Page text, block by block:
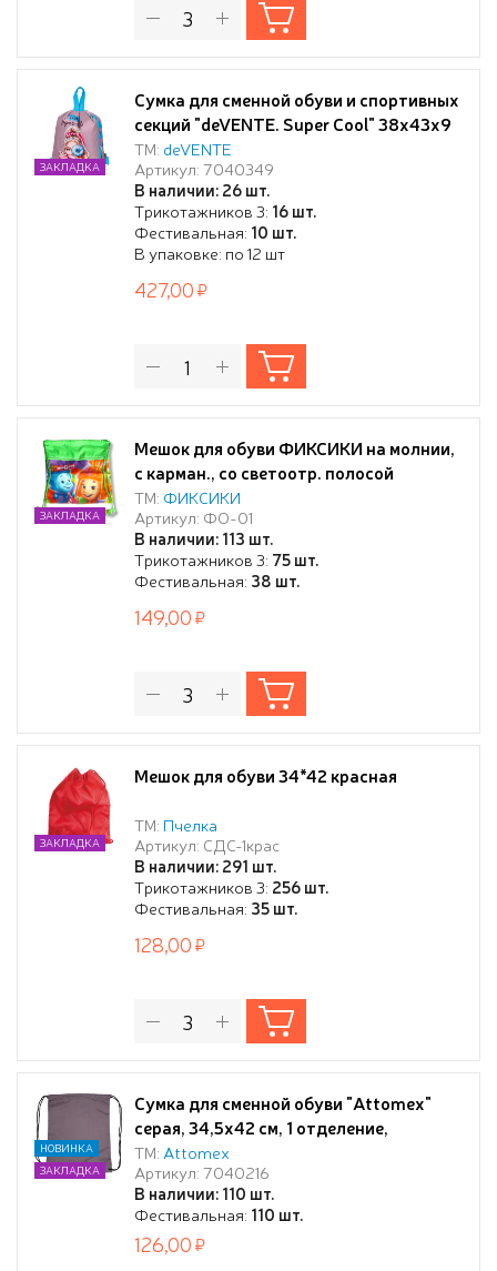
Сумка для сменной обуви и спортивных
секций "deVENTE. Super Cool" 38x43x9
см, водоотталкивающая ткань, дно с
расширением 9 см, карман на молнии,
на веревочной завязке, с ручками
ТМ: deVENTE
Артикул: 7040349
В наличии: 26 шт.
Трикотажников 3: 16 шт.
Фестивальная: 10 шт.
В упаковке: по 12 шт
ЗАКЛАДКА
427,00
Мешок для обуви ФИКСИКИ на молнии,
с карман., со светоотр. полосой
ТМ: ФИКСИКИ
Артикул: ФО-01
В наличии: 113 шт.
Трикотажников 3: 75 шт.
Фестивальная: 38 шт.
ЗАКЛАДКА
149,00
Мешок для обуви 34*42 красная
ТМ: Пчелка
Артикул: СДС-1крас
В наличии: 291 шт.
Трикотажников 3: 256 шт.
Фестивальная: 35 шт.
ЗАКЛАДКА
128,00
Сумка для сменной обуви "Attomex"
серая, 34,5x42 см, 1 отделение,
водоотталкивающая ткань, на
веревочной завязке,
ТМ: Attomex
Артикул: 7040216
В наличии: 110 шт.
Фестивальная: 110 шт.
НОВИНКА
ЗАКЛАДКА
126,00